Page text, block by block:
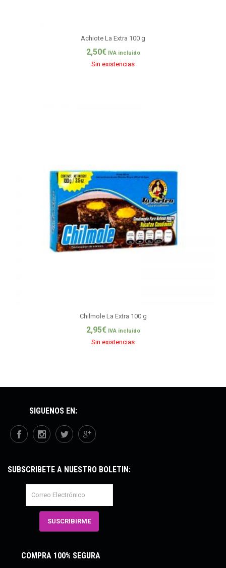
Achiote La Extra 100 g
2,50€ IVA incluido
Sin existencias
Chilmole La Extra 100 g
2,95€ IVA incluido
Sin existencias
SÍGUENOS EN:
SUBSCRÍBETE A NUESTRO BOLETÍN:
COMPRA 100% SEGURA